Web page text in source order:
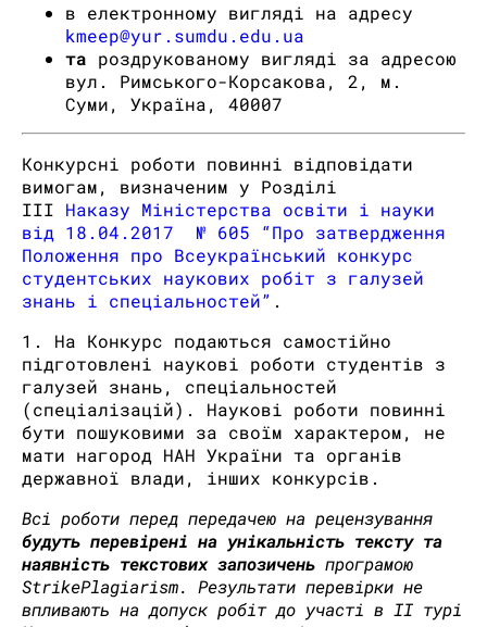
в електронному вигляді на адресу
kmeep@yur.sumdu.edu.ua
та роздрукованому вигляді за адресою
вул. Римського-Корсакова, 2, м.
Суми, Україна, 40007
Конкурсні роботи повинні відповідати
вимогам, визначеним у Розділі
ІІІ Наказу Міністерства освіти і науки
від 18.04.2017 № 605 “Про затвердження
Положення про Всеукраїнський конкурс
студентських наукових робіт з галузей
знань і спеціальностей” .
1. На Конкурс подаються самостійно
підготовлені наукові роботи студентів з
галузей знань, спеціальностей
(спеціалізацій). Наукові роботи повинні
бути пошуковими за своїм характером, не
мати нагород НАН України та органів
державної влади, інших конкурсів.
Всі роботи перед передачею на рецензування
будуть перевірені на унікальність тексту та
наявність текстових запозичень програмою
StrikePlagiarism. Результати перевірки не
впливають на допуск робіт до участі в ІІ турі